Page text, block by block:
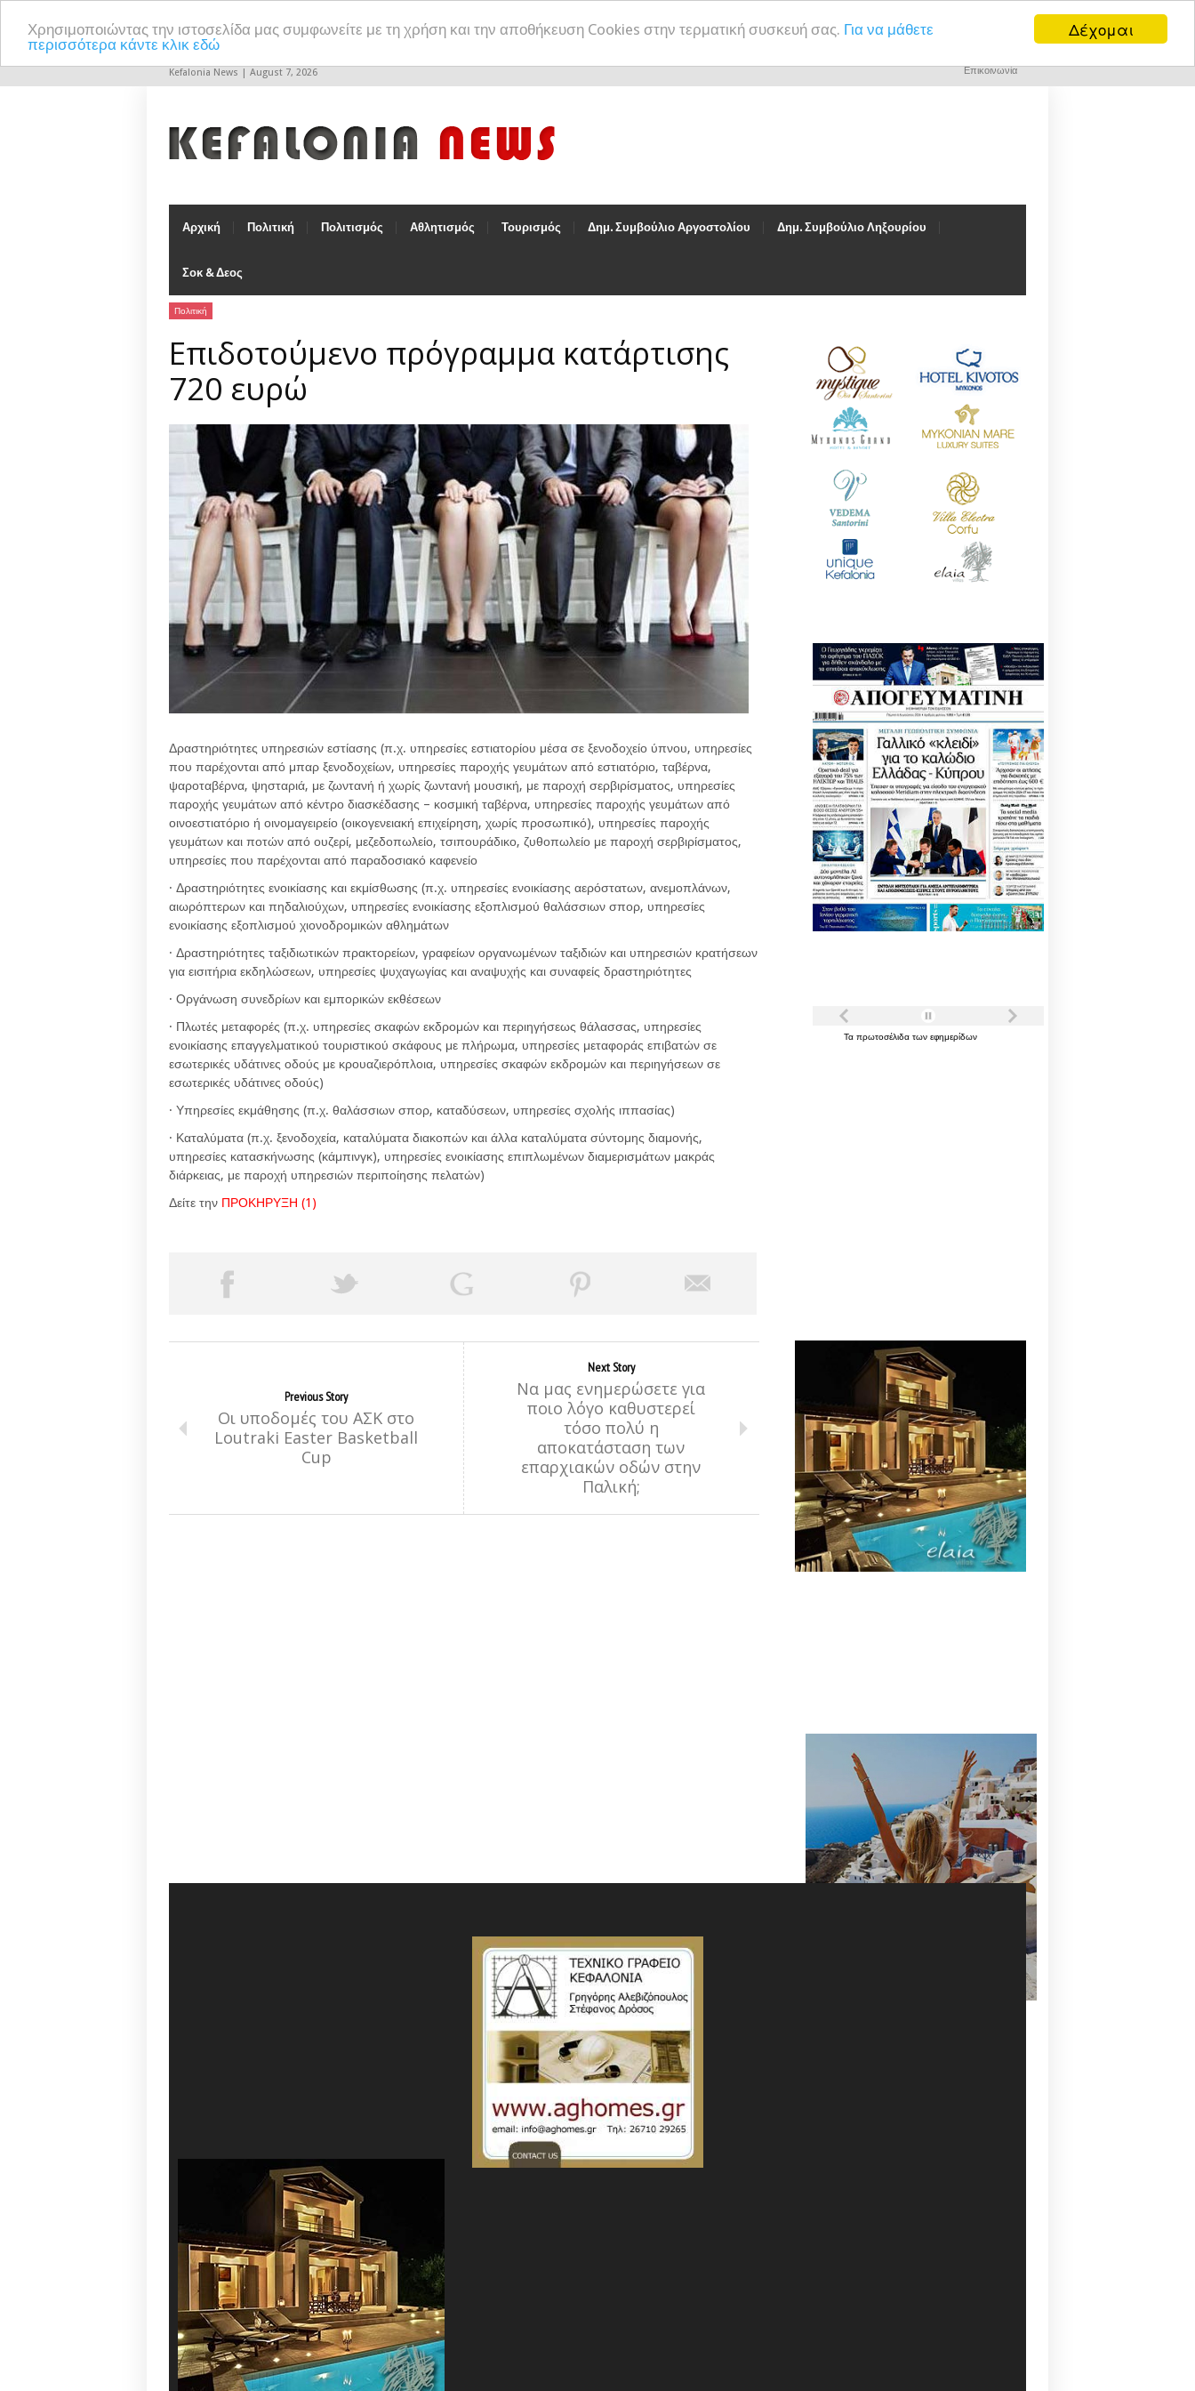
Δέχομαι
Χρησιμοποιώντας την ιστοσελίδα μας συμφωνείτε με τη χρήση και την αποθήκευση Cookies στην τερματική συσκευή σας. Για να μάθετε
περισσότερα κάντε κλικ εδώ
Kefalonia News | August 7, 2026 Επικοινωνία
Αρχική Πολιτική Πολιτισμός Αθλητισμός Τουρισμός Δημ. Συμβούλιο Αργοστολίου Δημ. Συμβούλιο Ληξουρίου
Σοκ & Δεος
Πολιτική
Επιδοτούμενο πρόγραμμα κατάρτισης
720 ευρώ
Δραστηριότητες υπηρεσιών εστίασης (π.χ. υπηρεσίες εστιατορίου μέσα σε ξενοδοχείο ύπνου, υπηρεσίες
που παρέχονται από μπαρ ξενοδοχείων, υπηρεσίες παροχής γευμάτων από εστιατόριο, ταβέρνα,
ψαροταβέρνα, ψησταριά, με ζωντανή ή χωρίς ζωντανή μουσική, με παροχή σερβιρίσματος, υπηρεσίες
παροχής γευμάτων από κέντρο διασκέδασης – κοσμική ταβέρνα, υπηρεσίες παροχής γευμάτων από
οινοεστιατόριο ή οινομαγειρείο (οικογενειακή επιχείρηση, χωρίς προσωπικό), υπηρεσίες παροχής
γευμάτων και ποτών από ουζερί, μεζεδοπωλείο, τσιπουράδικο, ζυθοπωλείο με παροχή σερβιρίσματος,
υπηρεσίες που παρέχονται από παραδοσιακό καφενείο
· Δραστηριότητες ενοικίασης και εκμίσθωσης (π.χ. υπηρεσίες ενοικίασης αερόστατων, ανεμοπλάνων,
αιωρόπτερων και πηδαλιούχων, υπηρεσίες ενοικίασης εξοπλισμού θαλάσσιων σπορ, υπηρεσίες
ενοικίασης εξοπλισμού χιονοδρομικών αθλημάτων
· Δραστηριότητες ταξιδιωτικών πρακτορείων, γραφείων οργανωμένων ταξιδιών και υπηρεσιών κρατήσεων
για εισιτήρια εκδηλώσεων, υπηρεσίες ψυχαγωγίας και αναψυχής και συναφείς δραστηριότητες
· Οργάνωση συνεδρίων και εμπορικών εκθέσεων
· Πλωτές μεταφορές (π.χ. υπηρεσίες σκαφών εκδρομών και περιηγήσεως θάλασσας, υπηρεσίες
ενοικίασης επαγγελματικού τουριστικού σκάφους με πλήρωμα, υπηρεσίες μεταφοράς επιβατών σε
εσωτερικές υδάτινες οδούς με κρουαζιερόπλοια, υπηρεσίες σκαφών εκδρομών και περιηγήσεων σε
εσωτερικές υδάτινες οδούς)
· Υπηρεσίες εκμάθησης (π.χ. θαλάσσιων σπορ, καταδύσεων, υπηρεσίες σχολής ιππασίας)
· Καταλύματα (π.χ. ξενοδοχεία, καταλύματα διακοπών και άλλα καταλύματα σύντομης διαμονής,
υπηρεσίες κατασκήνωσης (κάμπινγκ), υπηρεσίες ενοικίασης επιπλωμένων διαμερισμάτων μακράς
διάρκειας, με παροχή υπηρεσιών περιποίησης πελατών)
Δείτε την ΠΡΟΚΗΡΥΞΗ (1)
Previous Story
Οι υποδομές του ΑΣΚ στο
Loutraki Easter Basketball
Cup
Next Story
Να μας ενημερώσετε για
ποιο λόγο καθυστερεί
τόσο πολύ η
αποκατάσταση των
επαρχιακών οδών στην
Παλική;
Τα πρωτοσέλιδα των εφημερίδων